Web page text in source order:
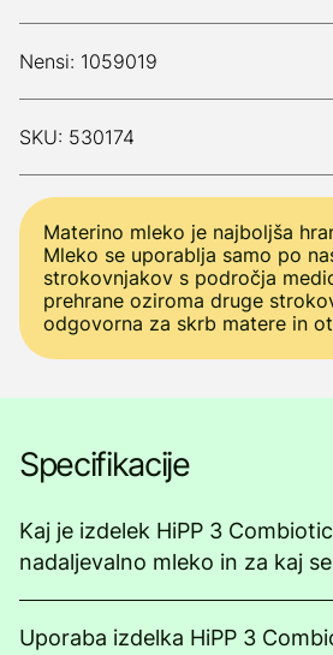
Nensi: 1059019
SKU: 530174
Materino mleko je najboljša
Mleko se uporablja samo po
strokovnjakov s področja
prehrane oziroma druge
odgovorna za skrb matere in
Specifikacije
Kaj je izdelek HiPP 3
nadaljevalno mleko in za kaj
Uporaba izdelka HiPP 3